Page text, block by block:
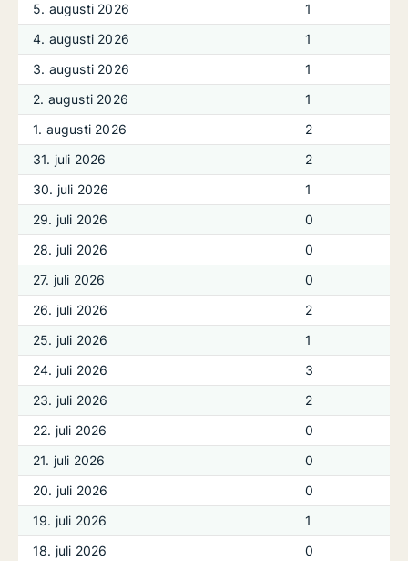
5. augusti 2026
1
4. augusti 2026
1
3. augusti 2026
1
2. augusti 2026
1
1. augusti 2026
2
31. juli 2026
2
30. juli 2026
1
29. juli 2026
0
28. juli 2026
0
27. juli 2026
0
26. juli 2026
2
25. juli 2026
1
24. juli 2026
3
23. juli 2026
2
22. juli 2026
0
21. juli 2026
0
20. juli 2026
0
19. juli 2026
1
18. juli 2026
0